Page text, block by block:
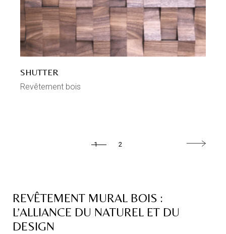
SHUTTER
Revêtement bois
1 2
REVÊTEMENT MURAL BOIS :
L’ALLIANCE DU NATUREL ET DU
DESIGN